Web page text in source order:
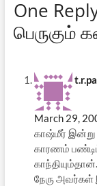
One
பெருகும்
March 29,
காஷ்மீர் இன்று
காரணம்
காந்தியும்தான்.
நேரு